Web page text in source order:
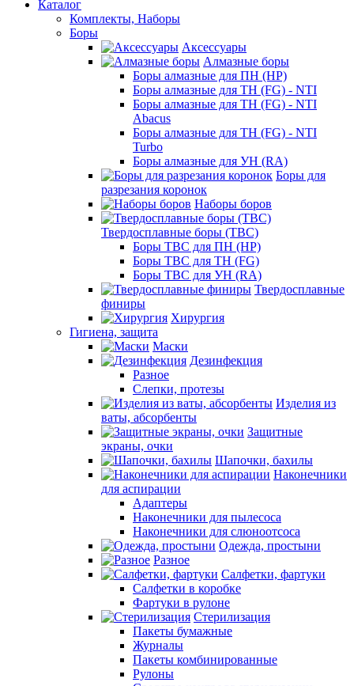
Каталог
Комплекты, Наборы
Боры
Аксессуары
Алмазные боры
Боры алмазные для ПН (HP)
Боры алмазные для ТН (FG) - NTI
Боры алмазные для ТН (FG) - NTI
Abacus
Боры алмазные для ТН (FG) - NTI
Turbo
Боры алмазные для УН (RA)
Боры для
разрезания коронок
Наборы боров
Твердосплавные боры (ТВС)
Боры ТВС для ПН (HP)
Боры ТВС для ТН (FG)
Боры ТВС для УН (RA)
Твердосплавные
финиры
Хирургия
Гигиена, защита
Маски
Дезинфекция
Разное
Слепки, протезы
Изделия из
ваты, абсорбенты
Защитные
экраны, очки
Шапочки, бахилы
Наконечники
для аспирации
Адаптеры
Наконечники для пылесоса
Наконечники для слюноотсоса
Одежда, простыни
Разное
Салфетки, фартуки
Салфетки в коробке
Фартуки в рулоне
Стерилизация
Пакеты бумажные
Журналы
Пакеты комбинированные
Рулоны